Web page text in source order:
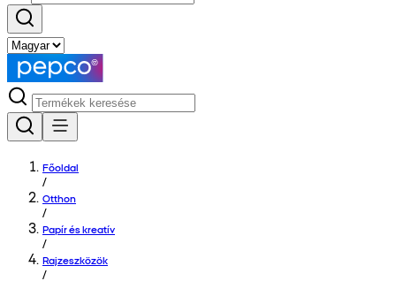
Főoldal
/
Otthon
/
Papír és kreatív
/
Rajzeszközök
/